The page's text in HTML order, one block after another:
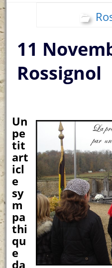
11
Rossignol
Un
pe
tit
art
icl
e
sy
m
pa
thi
qu
e
da